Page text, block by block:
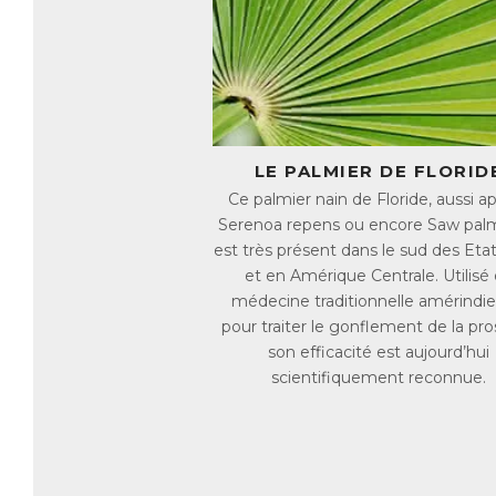
LE PALMIER DE
Ce palmier nain de Floride, aussi
Serenoa repens ou encore Saw
est très présent dans le sud des
et en Amérique Centrale. Utilisé
médecine traditionnelle
pour traiter le gonflement de la
son efficacité est aujourd’hui
scientifiquement reconnue.